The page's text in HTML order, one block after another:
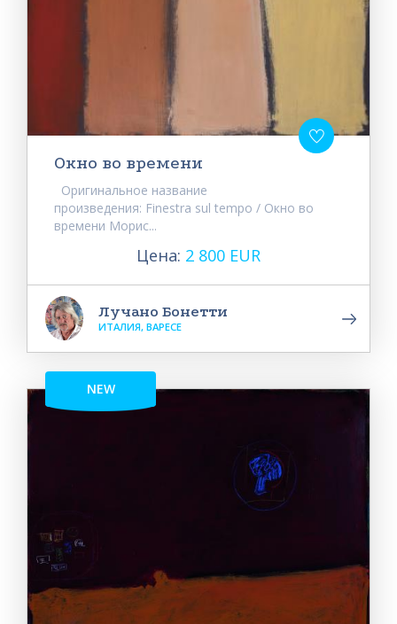
Окно во времени
Оригинальное название
произведения: Finestra sul tempo / Окно во
времени Морис...
Цена: 2 800 EUR
Лучано Бонетти
ИТАЛИЯ, ВАРЕСЕ
NEW